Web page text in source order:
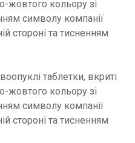
жовтого кольору зі
символу компанії
стороні та тисненням
таблетки, вкриті
жовтого кольору зі
символу компанії
стороні та тисненням